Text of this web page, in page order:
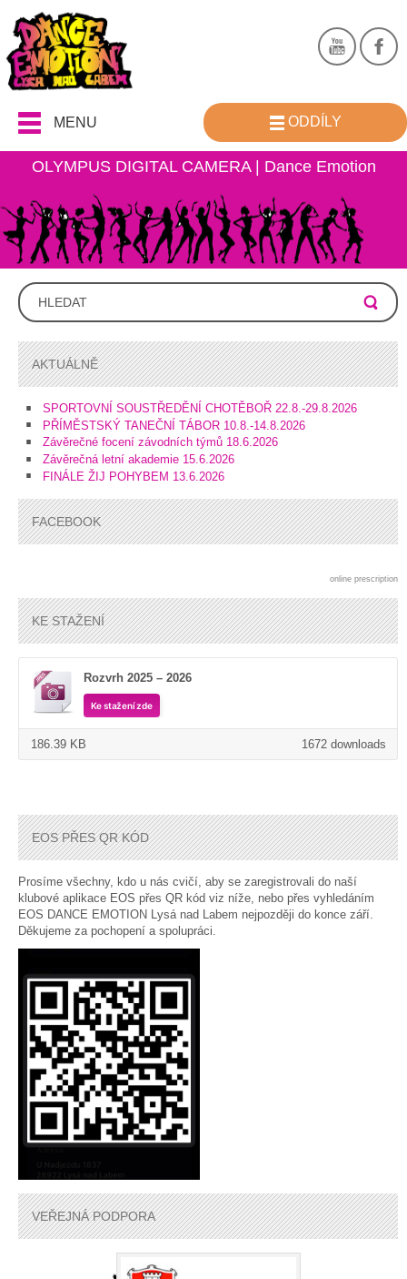
MENU ODDÍLY
OLYMPUS DIGITAL CAMERA | Dance Emotion
AKTUÁLNĚ
SPORTOVNÍ SOUSTŘEDĚNÍ CHOTĚBOŘ 22.8.-29.8.2026
PŘÍMĚSTSKÝ TANEČNÍ TÁBOR 10.8.-14.8.2026
Závěrečné focení závodních týmů 18.6.2026
Závěrečná letní akademie 15.6.2026
FINÁLE ŽIJ POHYBEM 13.6.2026
FACEBOOK
online prescription
KE STAŽENÍ
Rozvrh 2025 – 2026
Ke stažení zde
1672 downloads
186.39 KB
EOS PŘES QR KÓD
Prosíme všechny, kdo u nás cvičí, aby se zaregistrovali do naší
klubové aplikace EOS přes QR kód viz níže, nebo přes vyhledáním
EOS DANCE EMOTION Lysá nad Labem nejpozději do konce září.
Děkujeme za pochopení a spolupráci.
VEŘEJNÁ PODPORA